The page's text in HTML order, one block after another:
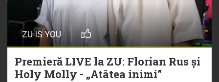
ZU IS YOU
Premieră LIVE la ZU: Florian Rus și
Holy Molly - „Atâtea inimi”